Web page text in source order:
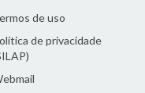
de uso
de privacidade